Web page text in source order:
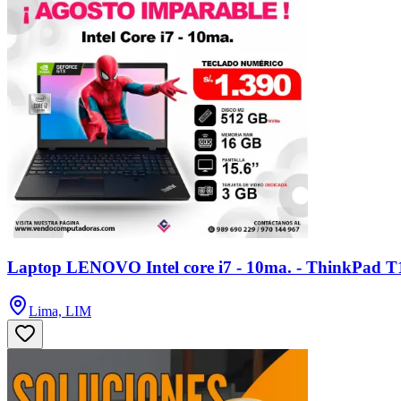
Laptop LENOVO Intel core i7 - 10ma. - ThinkPad
Lima, LIM